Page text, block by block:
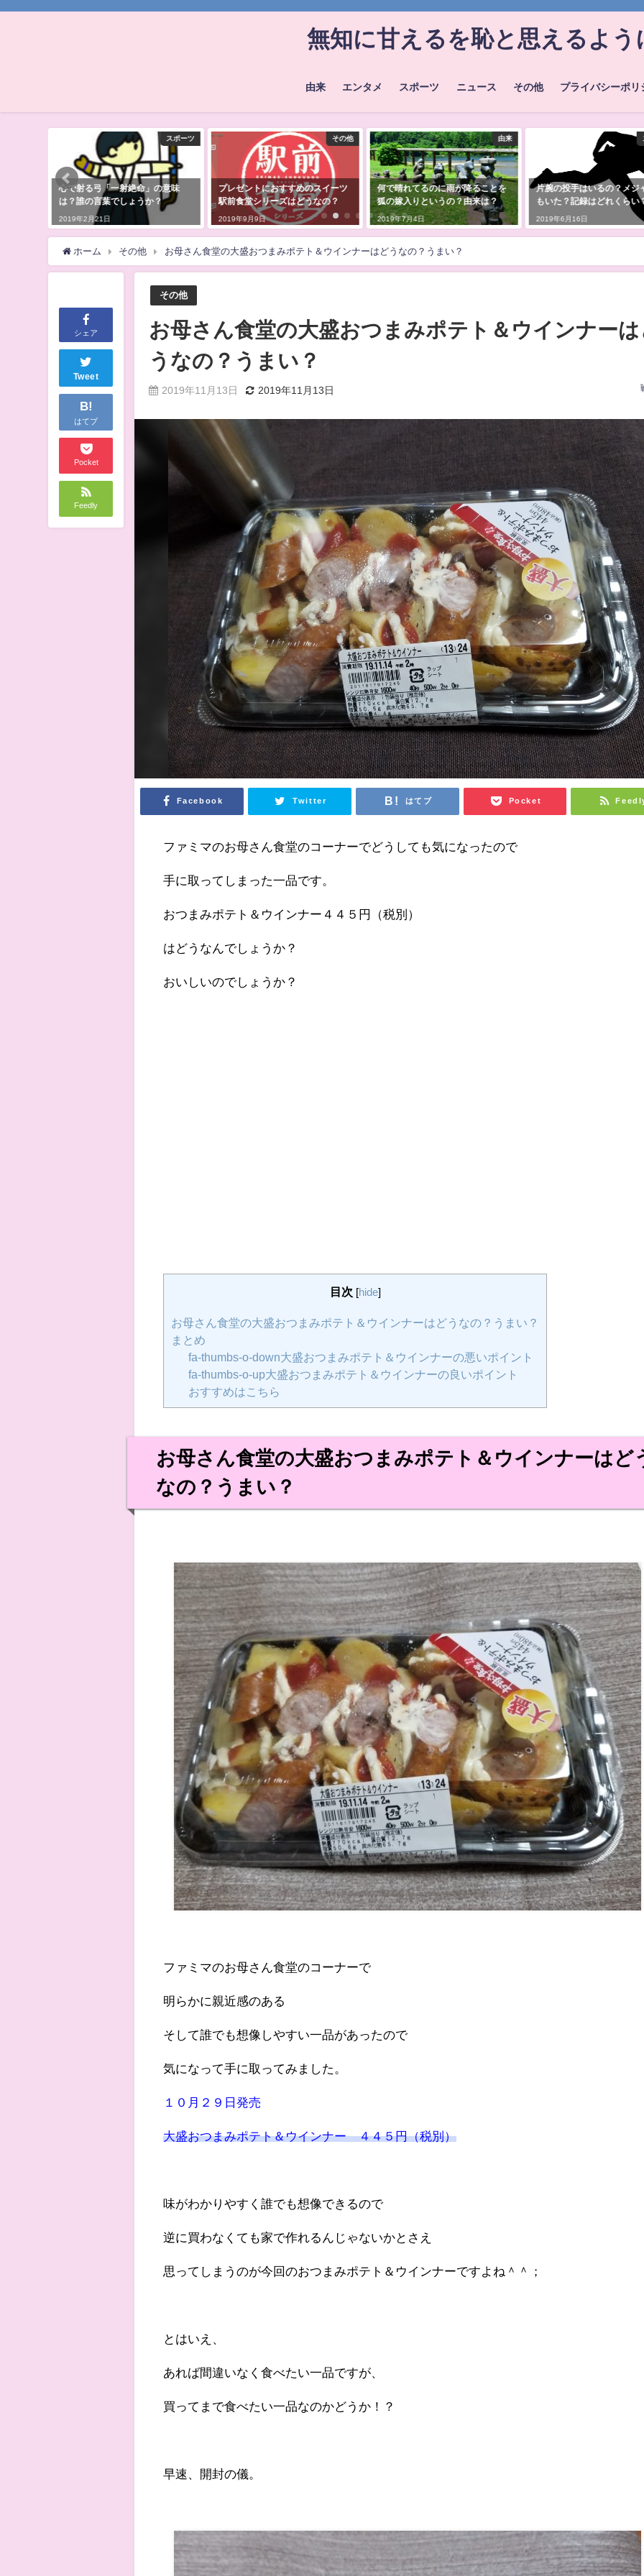
無知に甘えるを恥と思えるよう
由来 エンタメ スポーツ ニュース その他 プライバシーポリ
その他
プレゼントにおすすめのスイーツ
駅前食堂シリーズはどうなの？
2019年9月9日
由来
何で晴れてるのに雨が降ることを
狐の嫁入りというの？由来は？
2019年7月4日
スポーツ
片腕の投手はいるの？メジャーで
もいた？記録はどれくらい？
2019年6月16日
Googleしごと検索は人欲
応募来ない時の頼みの綱？
ホーム その他 お母さん食堂の大盛おつまみポテト＆ウインナーはどうなの？うまい？
シェア
Tweet
B!
はてブ
Pocket
Feedly
その他
お母さん食堂の大盛おつまみポテト＆ウインナー
うなの？うまい？
2019年11月13日 2019年11月13日
Facebook Twitter はてブ Pocket
ファミマのお母さん食堂のコーナーでどうしても気になったので
手に取ってしまった一品です。
おつまみポテト＆ウインナー４４５円（税別）
はどうなんでしょうか？
おいしいのでしょうか？
目次 [hide]
お母さん食堂の大盛おつまみポテト＆ウインナーはどうなの？うまい？
まとめ
fa-thumbs-o-down大盛おつまみポテト＆ウインナーの悪いポイント
fa-thumbs-o-up大盛おつまみポテト＆ウインナーの良いポイント
おすすめはこちら
お母さん食堂の大盛おつまみポテト＆ウインナーはど
なの？うまい？
ファミマのお母さん食堂のコーナーで
明らかに親近感のある
そして誰でも想像しやすい一品があったので
気になって手に取ってみました。
１０月２９日発売
大盛おつまみポテト＆ウインナー ４４５円（税別）
味がわかりやすく誰でも想像できるので
逆に買わなくても家で作れるんじゃないかとさえ
思ってしまうのが今回のおつまみポテト＆ウインナーですよね＾＾；
とはいえ、
あれば間違いなく食べたい一品ですが、
買ってまで食べたい一品なのかどうか！？
早速、開封の儀。